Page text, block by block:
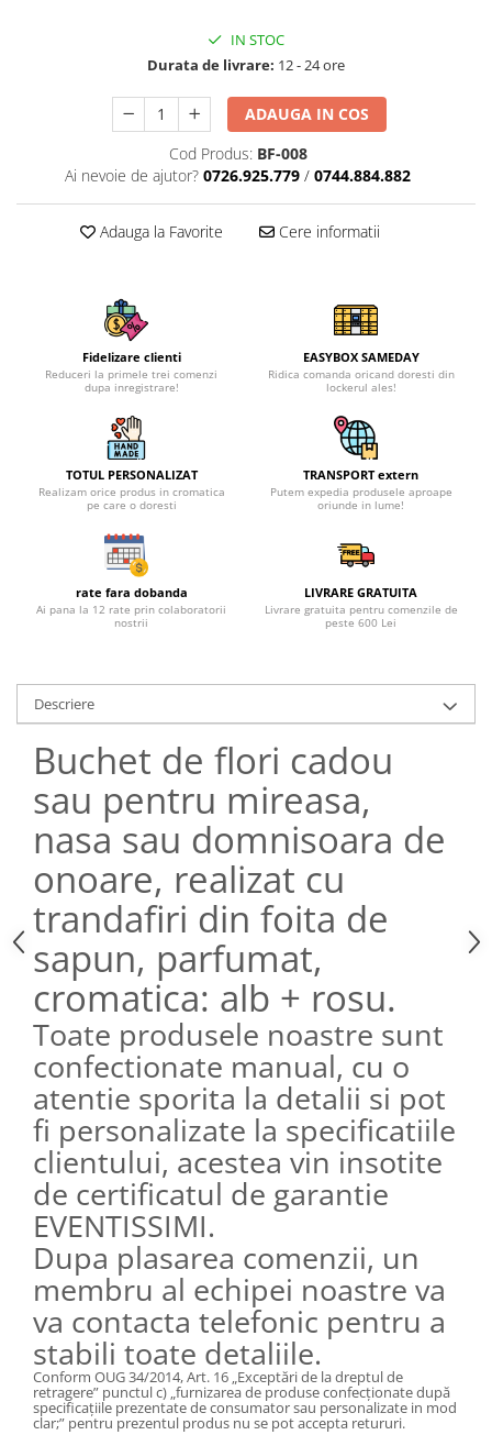
IN STOC
Durata de livrare: 12 - 24 ore
ADAUGA IN COS
Cod Produs: BF-008
Ai nevoie de ajutor? 0726.925.779 / 0744.884.882
Adauga la Favorite Cere informatii
Fidelizare clienti
Reduceri la primele trei comenzi
dupa inregistrare!
EASYBOX SAMEDAY
Ridica comanda oricand doresti din
lockerul ales!
TOTUL PERSONALIZAT
Realizam orice produs in cromatica
pe care o doresti
TRANSPORT extern
Putem expedia produsele aproape
oriunde in lume!
rate fara dobanda
Ai pana la 12 rate prin colaboratorii
nostrii
LIVRARE GRATUITA
Livrare gratuita pentru comenzile de
peste 600 Lei
Descriere
Buchet de flori cadou
sau pentru mireasa,
nasa sau domnisoara de
onoare, realizat cu
trandafiri din foita de
sapun, parfumat,
cromatica: alb + rosu.
Toate produsele noastre sunt
confectionate manual, cu o
atentie sporita la detalii si pot
fi personalizate la specificatiile
clientului, acestea vin insotite
de certificatul de garantie
EVENTISSIMI.
Dupa plasarea comenzii, un
membru al echipei noastre va
va contacta telefonic pentru a
stabili toate detaliile.
Conform OUG 34/2014, Art. 16 „Exceptări de la dreptul de
retragere” punctulc) „furnizarea de produse confecţionate după
specificaţiile prezentate de consumator sau personalizate in mod
clar;” pentru prezentul produs nu se pot accepta retururi.